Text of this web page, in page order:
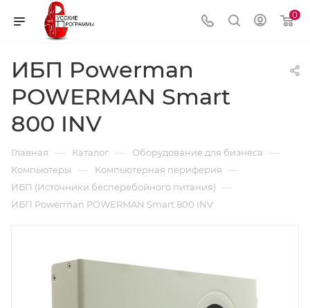
0
ИБП Powerman
POWERMAN Smart
800 INV
Главная — Каталог — Оборудование для бизнеса —
Компьютеры — Компьютерная периферия —
ИБП (Источники бесперебойного питания) —
ИБП Powerman POWERMAN Smart 800 INV